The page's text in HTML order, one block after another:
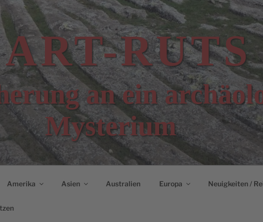
RUTS
an ein
Mysterium
Amerika Asien Australien Europa Neuigkeiten /